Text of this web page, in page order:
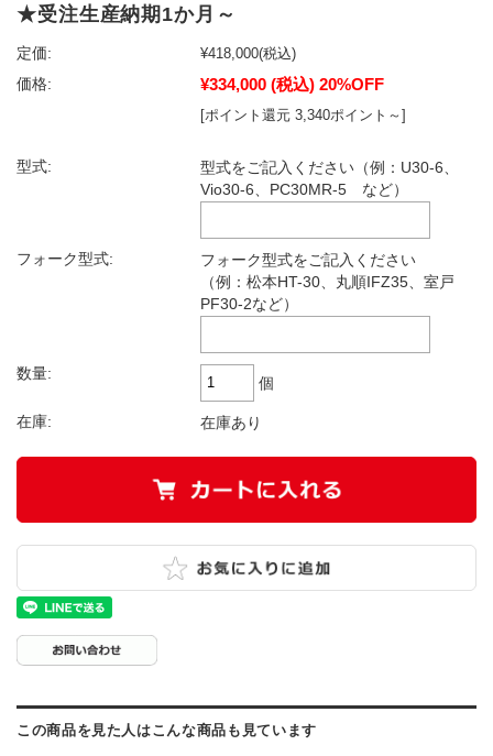
★受注生産納期1か月～
定価: ¥418,000(税込)
価格:
¥334,000 (税込) 20%OFF
[ポイント還元 3,340ポイント～]
型式:
型式をご記入ください（例：U30-6、
Vio30-6、PC30MR-5 など）
フォーク型式:
フォーク型式をご記入ください
（例：松本HT-30、丸順IFZ35、室戸
PF30-2など）
数量:
個
在庫: 在庫あり
この商品を見た人はこんな商品も見ています